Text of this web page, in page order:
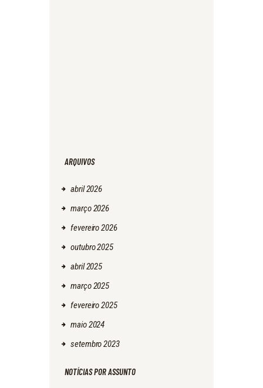
ARQUIVOS
abril2026
março2026
fevereiro2026
outubro2025
abril2025
março2025
fevereiro2025
maio2024
setembro2023
NOTÍCIAS POR ASSUNTO